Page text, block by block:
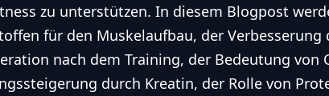
zu unterstützen. In diesem Blogpost
für den Muskelaufbau, der Verbesserung
nach dem Training, der Bedeutung von
durch Kreatin, der Rolle von